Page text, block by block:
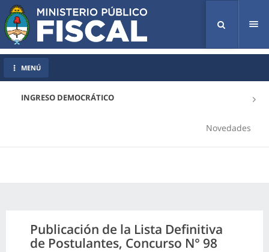
INGRESO DEMOCRÁTICO
Novedades
MENÚ
Publicación de la Lista Definitiva
de Postulantes, Concurso N° 98